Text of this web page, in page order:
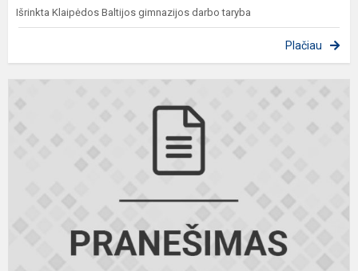
Išrinkta Klaipėdos Baltijos gimnazijos darbo taryba
Plačiau